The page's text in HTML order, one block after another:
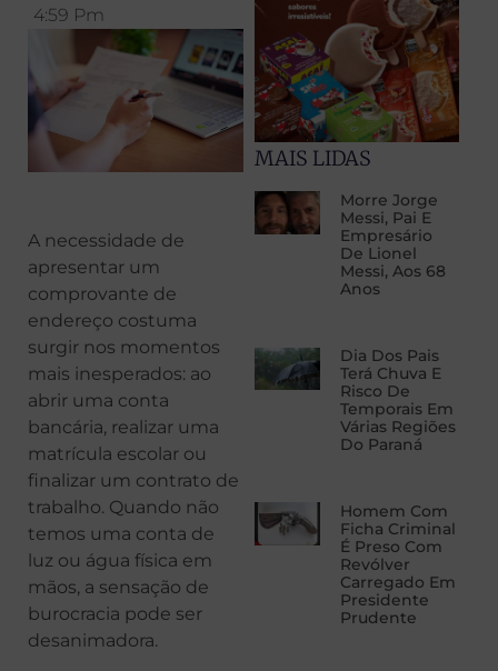
4:59 Pm
A necessidade de
apresentar um
comprovante de
endereço costuma
surgir nos momentos
mais inesperados: ao
abrir uma conta
bancária, realizar uma
matrícula escolar ou
finalizar um contrato de
trabalho. Quando não
temos uma conta de
luz ou água física em
mãos, a sensação de
burocracia pode ser
desanimadora.
MAIS LIDAS
Morre Jorge
Messi, Pai E
Empresário
De Lionel
Messi, Aos 68
Anos
Dia Dos Pais
Terá Chuva E
Risco De
Temporais Em
Várias Regiões
Do Paraná
Homem Com
Ficha Criminal
É Preso Com
Revólver
Carregado Em
Presidente
Prudente